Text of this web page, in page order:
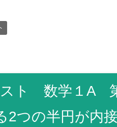
スト 数学１A
2つの半円が内